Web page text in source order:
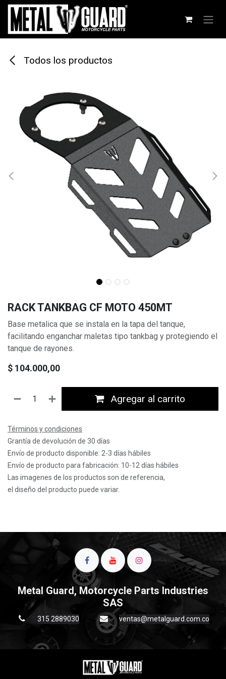
Ir al contenido
Todos los productos
RACK TANKBAG CF MOTO 450MT
Base metalica que se instala en la tapa del tanque,
facilitando enganchar maletas tipo tankbag y protegiendo el
tanque de rayones.
$ 104.000,00
Agregar al carrito
Términos y condiciones
Grantía de devolución de 30 días
Envío de producto disponible: 2-3 días hábiles
Envío de producto para fabricación: 10-12 días hábiles
Las imagenes de los productos son de referencia,
el diseño del producto puede variar.
Metal Guard, Motorcycle Parts Industries
SAS
315 2889030 ventas@metalguard.com.co